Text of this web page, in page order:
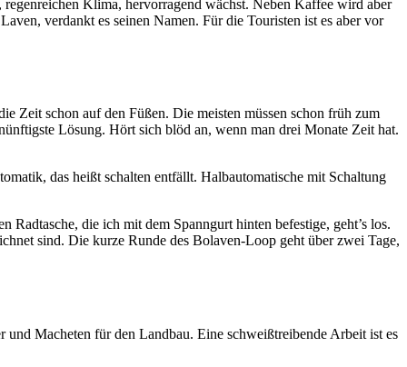
Klima, hervorragend wächst. Neben Kaffee wird aber
verdankt es seinen Namen. Für die Touristen ist es aber vor
Zeit schon auf den Füßen. Die meisten müssen schon früh zum
Lösung. Hört sich blöd an, wenn man drei Monate Zeit hat.
das heißt schalten entfällt. Halbautomatische mit Schaltung
die ich mit dem Spanngurt hinten befestige, geht’s los.
sind. Die kurze Runde des Bolaven-Loop geht über zwei Tage,
Macheten für den Landbau. Eine schweißtreibende Arbeit ist es